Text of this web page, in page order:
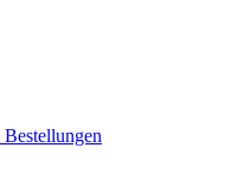
Bestellungen